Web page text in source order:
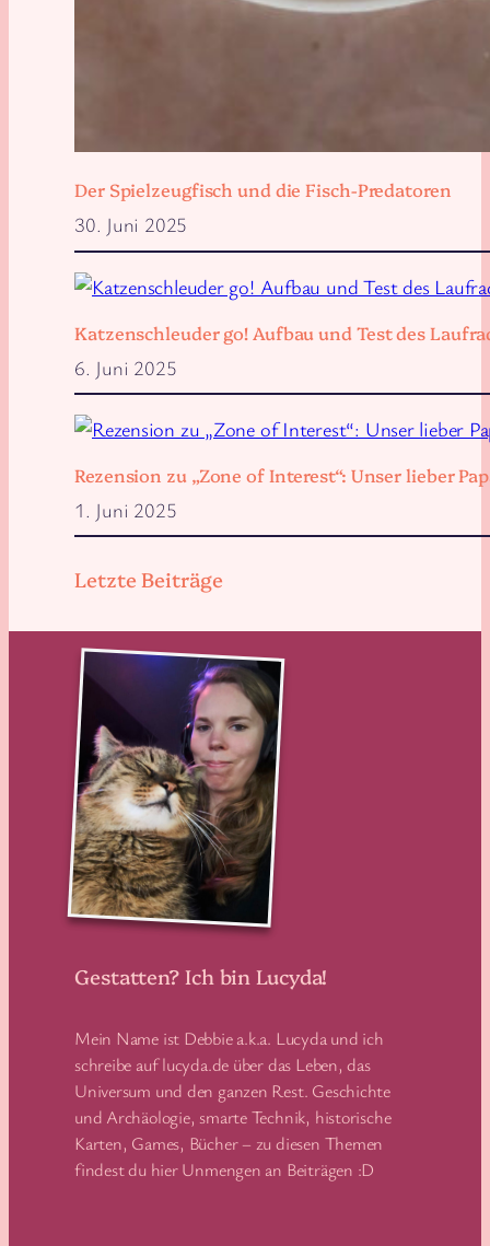
Letzte Beiträge
Der Spielzeugfisch und die Fisch-Predatoren
30. Juni 2025
Katzenschleuder go! Aufbau und Test des
6. Juni 2025
Rezension zu „Zone of Interest“: Unser lieber
1. Juni 2025
Gestatten? Ich bin Lucyda!
Mein Name ist Debbie a.k.a. Lucyda und ich
schreibe auf lucyda.de über das Leben, das
Universum und den ganzen Rest. Geschichte
und Archäologie, smarte Technik, historische
Karten, Games, Bücher – zu diesen Themen
findest du hier Unmengen an Beiträgen :D